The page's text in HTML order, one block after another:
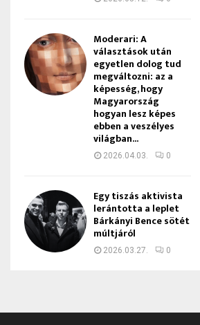
Moderari: A
választások után
egyetlen dolog tud
megváltozni: az a
képesség, hogy
Magyarország
hogyan lesz képes
ebben a veszélyes
világban...
2026.04.03. 0
Egy tiszás aktivista
lerántotta a leplet
Bárkányi Bence sötét
múltjáról
2026.03.27. 0